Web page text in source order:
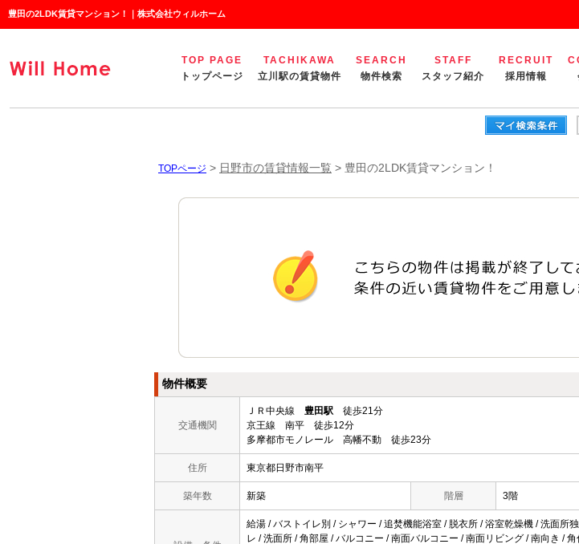
豊田の2LDK賃貸マンション！｜株式会社ウィルホーム
TOP PAGE
トップページ
TACHIKAWA
立川駅の賃貸物件
SEARCH
物件検索
STAFF
スタッフ紹介
RECRUIT
採用情報
TOPページ > 日野市の賃貸情報一覧 > 豊田の2LDK賃貸マンション！
物件概要
交通機関
ＪＲ中央線 豊田駅 徒歩21分
京王線 南平 徒歩12分
多摩都市モノレール 高幡不動 徒歩23分
住所 東京都日野市南平
築年数 新築 階層 3階
給湯 / バストイレ別 / シャワー / 追焚機能浴室 / 脱衣所 / 浴室乾燥機 / 洗面所
レ / 洗面所 / 角部屋 / バルコニー / 南面バルコニー / 南面リビング / 南向き /